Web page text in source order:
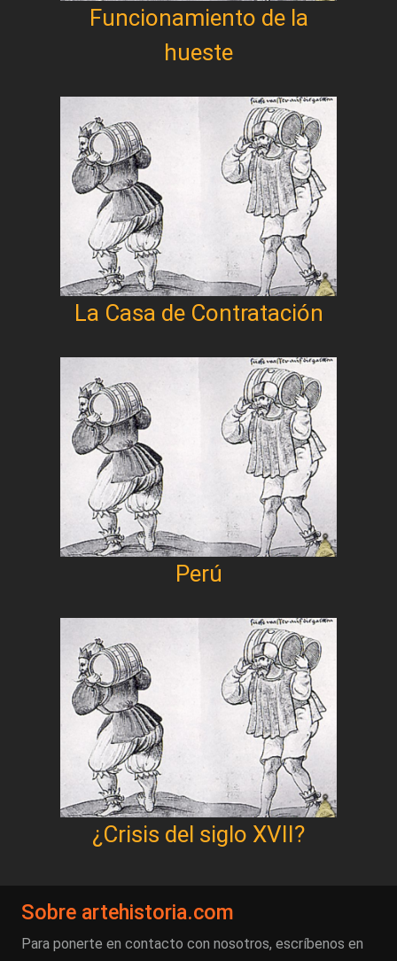
Funcionamiento de la
hueste
La Casa de Contratación
Perú
¿Crisis del siglo XVII?
Sobre artehistoria.com
Para ponerte en contacto con nosotros, escríbenos en